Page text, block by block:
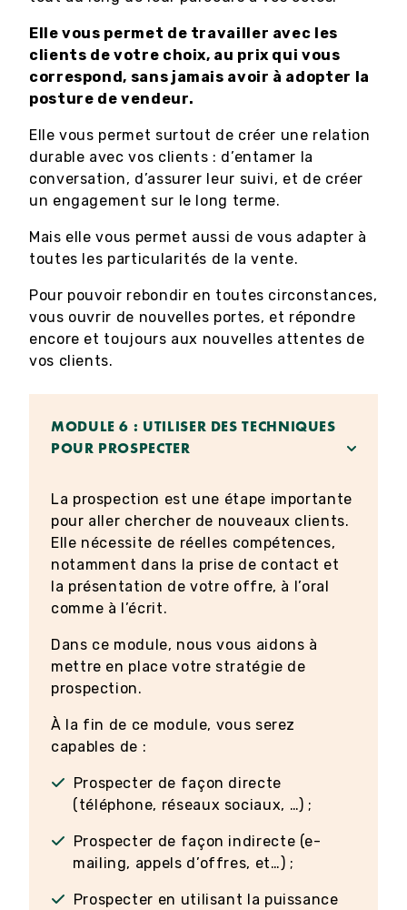
Elle vous permet de travailler avec les
clients de votre choix, au prix qui vous
correspond, sans jamais avoir à adopter la
posture de vendeur.
Elle vous permet surtout de créer une relation
durable avec vos clients : d’entamer la
conversation, d’assurer leur suivi, et de créer
un engagement sur le long terme.
Mais elle vous permet aussi de vous adapter à
toutes les particularités de la vente.
Pour pouvoir rebondir en toutes circonstances,
vous ouvrir de nouvelles portes, et répondre
encore et toujours aux nouvelles attentes de
vos clients.
MODULE 6 : UTILISER DES TECHNIQUES
POUR PROSPECTER
La prospection est une étape importante
pour aller chercher de nouveaux clients.
Elle nécessite de réelles compétences,
notamment dans la prise de contact et
la présentation de votre offre, à l’oral
comme à l’écrit.
Dans ce module, nous vous aidons à
mettre en place votre stratégie de
prospection.
À la fin de ce module, vous serez
capables de :
Prospecter de façon directe
(téléphone, réseaux sociaux, …) ;
Prospecter de façon indirecte (e-
mailing, appels d’offres, et…) ;
Prospecter en utilisant la puissance